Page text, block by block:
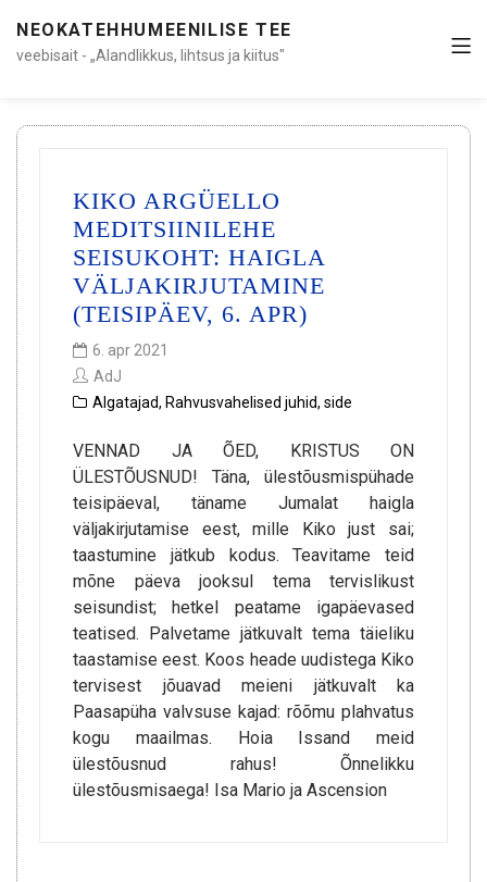
NEOKATEHHUMEENILISE TEE
veebisait - „Alandlikkus, lihtsus ja kiitus"
KIKO ARGÜELLO
MEDITSIINILEHE
SEISUKOHT: HAIGLA
VÄLJAKIRJUTAMINE
(TEISIPÄEV, 6. APR)
6. apr 2021
AdJ
Algatajad, Rahvusvahelised juhid, side
VENNAD JA ÕED, KRISTUS ON
ÜLESTÕUSNUD! Täna, ülestõusmispühade
teisipäeval, täname Jumalat haigla
väljakirjutamise eest, mille Kiko just sai;
taastumine jätkub kodus. Teavitame teid
mõne päeva jooksul tema tervislikust
seisundist; hetkel peatame igapäevased
teatised. Palvetame jätkuvalt tema täieliku
taastamise eest. Koos heade uudistega Kiko
tervisest jõuavad meieni jätkuvalt ka
Paasapüha valvsuse kajad: rõõmu plahvatus
kogu maailmas. Hoia Issand meid
ülestõusnud rahus! Õnnelikku
ülestõusmisaega! Isa Mario ja Ascension